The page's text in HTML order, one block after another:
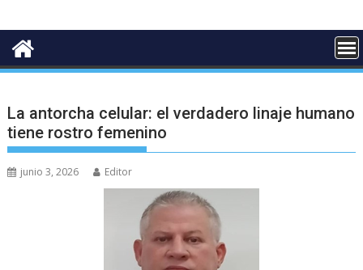
La antorcha celular: el verdadero linaje humano
tiene rostro femenino
junio 3, 2026 Editor